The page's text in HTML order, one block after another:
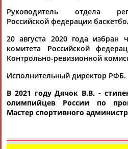
АБДРАХМАНОВАБДРАХМАНОВА
Руководитель отдела
Российской федерации
20 августа 2020 года избран
комитета Российской
Контрольно-ревизионной
Исполнительный директор РФБ.
В 2021 годуДячок В.В. -
олимпийцев России по
Мастер спортивного